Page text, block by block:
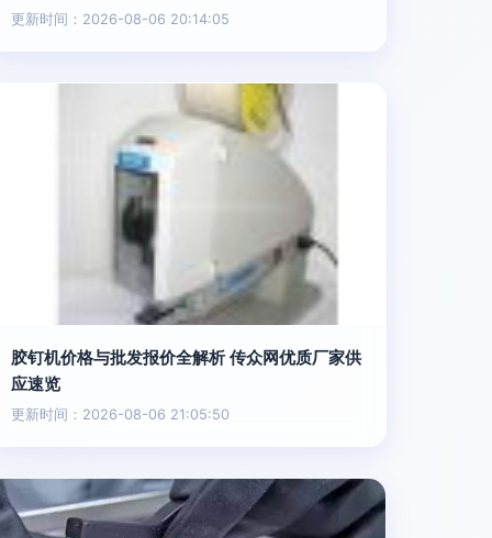
更新时间：2026-08-06 20:14:05
胶钉机价格与批发报价全解析 传众网优质厂家供
应速览
更新时间：2026-08-06 21:05:50